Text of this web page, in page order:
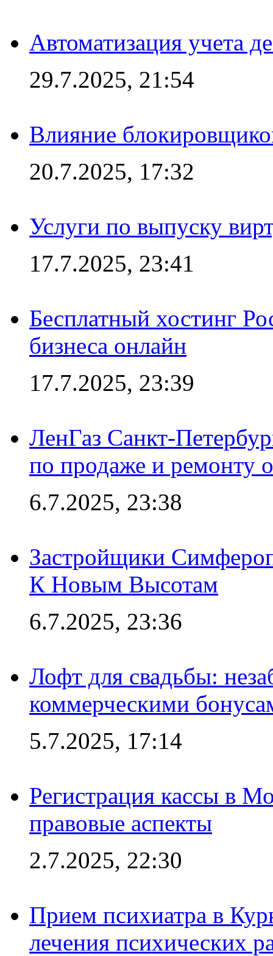
Автоматизация учета
29.7.2025, 21:54
Влияние
20.7.2025, 17:32
Услуги по выпуску
17.7.2025, 23:41
Бесплатный хостинг
бизнеса онлайн
17.7.2025, 23:39
ЛенГаз Санкт-
по продаже и ремонту
6.7.2025, 23:38
Застройщики
К Новым Высотам
6.7.2025, 23:36
Лофт для свадьбы:
коммерческими
5.7.2025, 17:14
Регистрация кассы в
правовые аспекты
2.7.2025, 22:30
Прием психиатра в
лечения психических